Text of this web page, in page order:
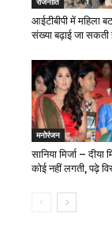
आईटीबीपी में महिला
संख्या बढ़ाई जा सकती
मनोरंजन
सानिया मिर्जा – दीया
कोई नहीं लगती, पढ़े